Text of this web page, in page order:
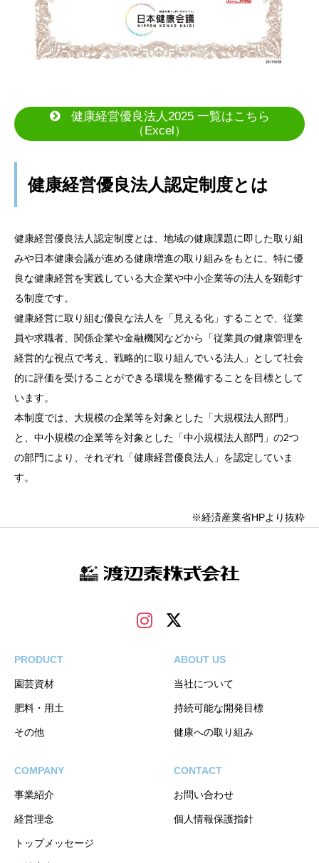
健康経営優良法人2025 一覧はこちら
（Excel）
健康経営優良法人認定制度とは
健康経営優良法人認定制度とは、地域の健康課題に即した取り組
みや日本健康会議が進める健康増進の取り組みをもとに、特に優
良な健康経営を実践している大企業や中小企業等の法人を顕彰す
る制度です。
健康経営に取り組む優良な法人を「見える化」することで、従業
員や求職者、関係企業や金融機関などから「従業員の健康管理を
経営的な視点で考え、戦略的に取り組んでいる法人」として社会
的に評価を受けることができる環境を整備することを目標として
います。
本制度では、大規模の企業等を対象とした「大規模法人部門」
と、中小規模の企業等を対象とした「中小規模法人部門」の2つ
の部門により、それぞれ「健康経営優良法人」を認定していま
す。
※経済産業省HPより抜粋
PRODUCT
園芸資材
肥料・用土
その他
ABOUT US
当社について
持続可能な開発目標
健康への取り組み
COMPANY
事業紹介
経営理念
トップメッセージ
CONTACT
お問い合わせ
個人情報保護指針